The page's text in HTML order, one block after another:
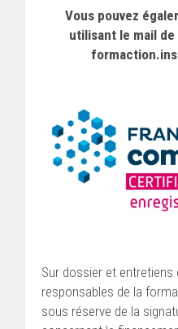
Vous pouvez
utilisant le mail
Sur dossier et
responsables de la
sous réserve de la